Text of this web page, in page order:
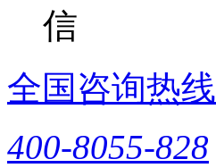
全国咨询热线
400-8055-828